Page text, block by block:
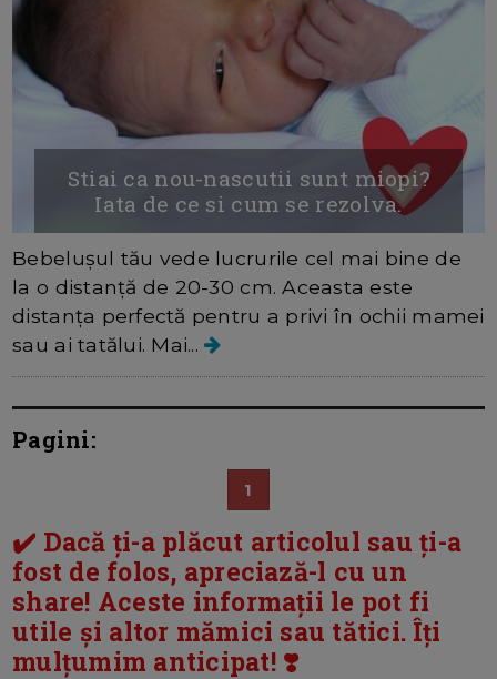
Stiai ca nou-nascutii sunt miopi?
Iata de ce si cum se rezolva.
Bebelușul tău vede lucrurile cel mai bine de
la o distanță de 20-30 cm. Aceasta este
distanța perfectă pentru a privi în ochii mamei
sau ai tatălui. Mai...
Pagini:
1
✔️ Dacă ți-a plăcut articolul sau ți-a
fost de folos, apreciază-l cu un
share! Aceste informații le pot fi
utile și altor mămici sau tătici. Îți
mulțumim anticipat! ❣️